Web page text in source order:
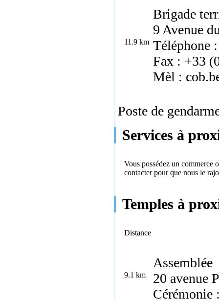
11.9 km
Brigade
9 Avenue
Téléphone
Fax : +33
Mèl :
Poste de
Services à
Vous possédez un commerce
contacterpour que nous le
Temples à
Distance
9.1 km
Assemblée
20 avenue
Cérémonie